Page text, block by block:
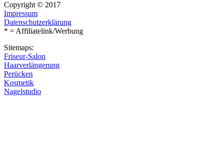
Copyright © 2017
Impressum
Datenschutzerklärung
* = Affiliatelink/Werbung
Sitemaps:
Friseur-Salon
Haarverlängerung
Perücken
Kosmetik
Nagelstudio